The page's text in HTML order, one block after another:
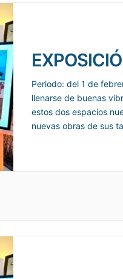
Periodo: del 1 de
llenarse de buenas
estos dos espacios
nuevas obras de sus